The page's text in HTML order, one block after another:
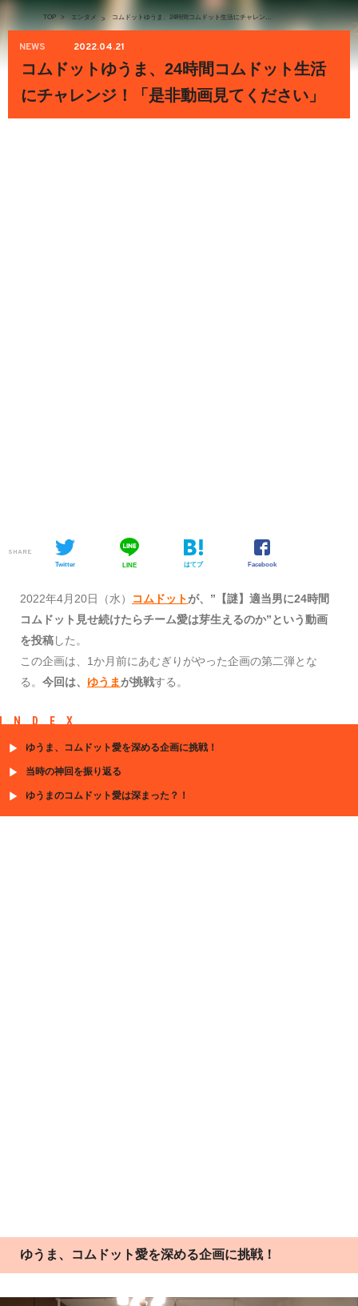
TOP > エンタメ > コムドットゆうま、24時間コムドット生活にチャレンジ！「是非動画見てください」
NEWS 2022.04.21
コムドットゆうま、24時間コムドット生活
にチャレンジ！「是非動画見てください」
SHARE
Twitter LINE はてブ Facebook
2022年4月20日（水） コムドットが、”【謎】適当男に24時間
コムドット見せ続けたらチーム愛は芽生えるのか”という動画
を投稿した。
この企画は、1か月前にあむぎりがやった企画の第二弾とな
る。 今回は、 ゆうまが挑戦する。
INDEX
ゆうま、コムドット愛を深める企画に挑戦！
当時の神回を振り返る
ゆうまのコムドット愛は深まった？！
ゆうま、コムドット愛を深める企画に挑戦！